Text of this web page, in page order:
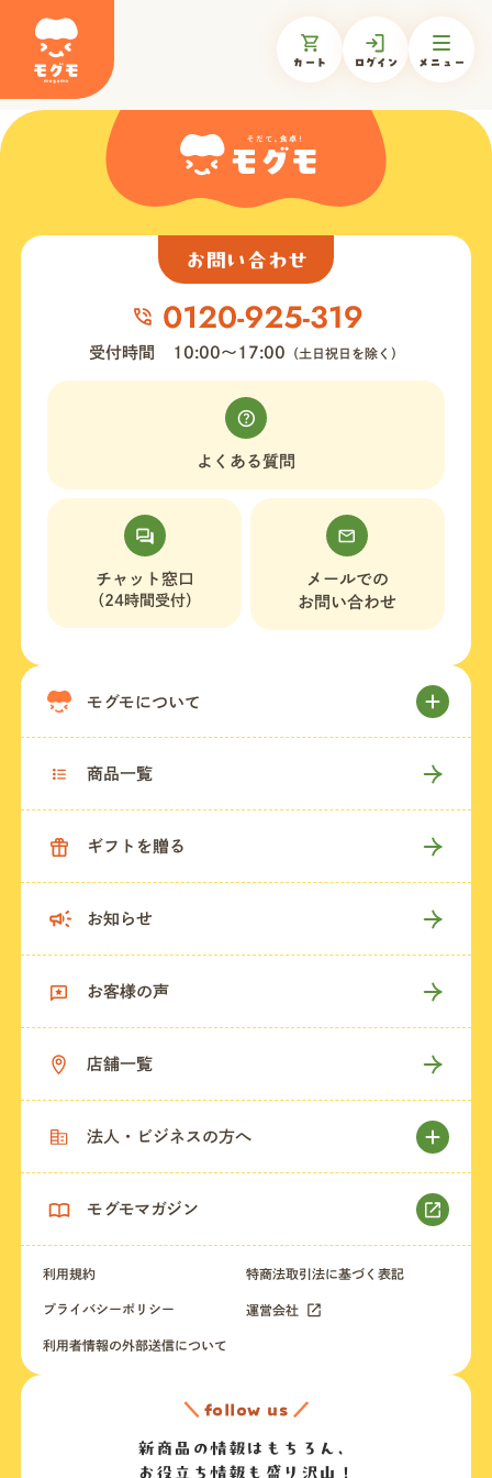
カート ログイン メニュー
モグモについて
ギフトを贈る
店舗一覧
法人・ビジネスの方へ
モグモマガジン
お問い合わせ
受付時間 10:00〜17:00 （土日祝日を除く）
よくある質問
チャット窓口
（24時間受付）
メールでの
お問い合わせ
モグモについて
商品一覧
ギフトを贈る
お知らせ
お客様の声
店舗一覧
法人・ビジネスの方へ
モグモマガジン
利用規約 特商法取引法に基づく表記
プライバシーポリシー 運営会社
利用者情報の外部送信について
＼ follow us ／
新商品の情報はもちろん、
お役立ち情報も盛り沢山！